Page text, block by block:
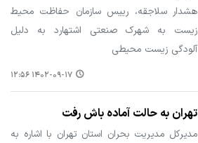
هشدار سلاجقه، رییس سازمان حفاظت محیط
زیست به شهرک صنعتی اشتهارد به دلیل
آلودگی زیست محیطی
۱۴۰۲-۰۹-۱۷ ۱۲:۵۶
تهران به حالت آماده باش رفت
مدیرکل مدیریت بحران استان تهران با اشاره به